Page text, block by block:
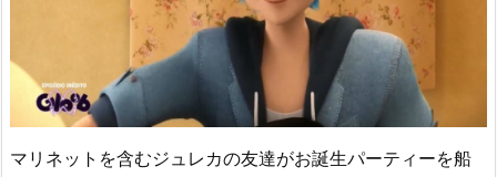
マリネットを含むジュレカの友達がお誕生パーティーを船